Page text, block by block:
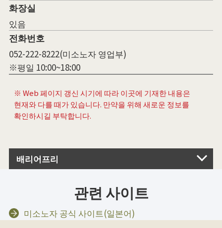
화장실
있음
전화번호
052-222-8222(미소노자 영업부)
※평일 10:00~18:00
※ Web 페이지 갱신 시기에 따라 이곳에 기재한 내용은
현재와 다를 때가 있습니다. 만약을 위해 새로운 정보를
확인하시길 부탁합니다.
배리어프리
관련 사이트
미소노자 공식 사이트(일본어)